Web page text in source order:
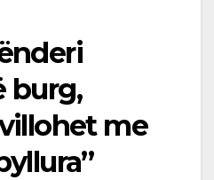
burg,
me